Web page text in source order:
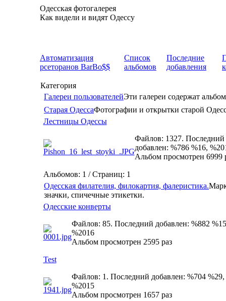
Одесская фотогалерея
Как видели и видят Одессу
Автоматизация
рсеторанов BarBo$$
Список
альбомов
Последние
добавления
Категория
Галереи пользователейЭти галереи содержат
Старая ОдессаФотографии и открытки старой
Лестницы Одессы
Файлов: 1327. Последний
добавлен: %786 %16,
Альбом просмотрен 6999
Альбомов: 1 / Страниц: 1
Одесская филателия, филокартия, фалеристика.
значки, спичечные этикетки.
Одесские конверты
Файлов: 85. Последний добавлен: %882
%2016
Альбом просмотрен 2595 раз
Test
Файлов: 1. Последний добавлен: %704 %29,
%2015
Альбом просмотрен 1657 раз